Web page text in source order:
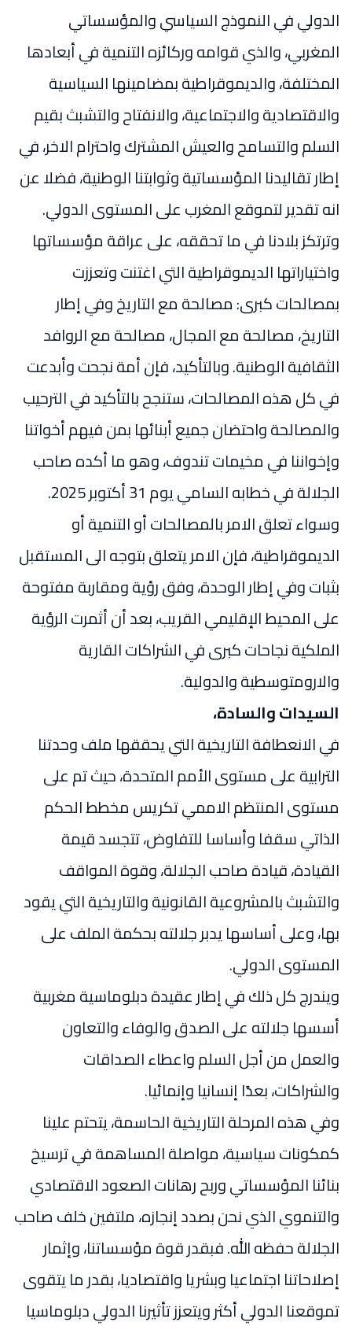
الدولي في النموذج السياسي والمؤسساتي
المغربي، والذي قوامه وركائزه التنمية في أبعادها
المختلفة، والديموقراطية بمضامينها السياسية
والاقتصادية والاجتماعية، والانفتاح والتشبث بقيم
السلم والتسامح والعيش المشترك واحترام الاخر، في
إطار تقاليدنا المؤسساتية وثوابتنا الوطنية، فضلا عن
انه تقدير لتموقع المغرب على المستوى الدولي.
وترتكز بلادنا في ما تحققه، على عراقة مؤسساتها
واختياراتها الديموقراطية التي اغتنت وتعززت
بمصالحات كبرى: مصالحة مع التاريخ وفي إطار
التاريخ، مصالحة مع المجال، مصالحة مع الروافد
الثقافية الوطنية. وبالتأكيد، فإن أمة نجحت وأبدعت
في كل هذه المصالحات، ستنجح بالتأكيد في الترحيب
والمصالحة واحتضان جميع أبنائها بمن فيهم أخواتنا
وإخواننا في مخيمات تندوف، وهو ما أكده صاحب
الجلالة في خطابه السامي يوم 31 أكتوبر 2025.
وسواء تعلق الامر بالمصالحات أو التنمية أو
الديموقراطية، فإن الامر يتعلق بتوجه الى المستقبل
بثبات وفي إطار الوحدة، وفق رؤية ومقاربة مفتوحة
على المحيط الإقليمي القريب، بعد أن أثمرت الرؤية
الملكية نجاحات كبرى في الشراكات القارية
والارومتوسطية والدولية.
السيدات والسادة،
في الانعطافة التاريخية التي يحققها ملف وحدتنا
الترابية على مستوى الأمم المتحدة، حيث تم على
مستوى المنتظم الاممي تكريس مخطط الحكم
الذاتي سقفا وأساسا للتفاوض، تتجسد قيمة
القيادة، قيادة صاحب الجلالة، وقوة المواقف
والتشبث بالمشروعية القانونية والتاريخية التي يقود
بها، وعلى أساسها يدبر جلالته بحكمة الملف على
المستوى الدولي.
ويندرج كل ذلك في إطار عقيدة دبلوماسية مغربية
أسسها جلالته على الصدق والوفاء والتعاون
والعمل من أجل السلم واعطاء الصداقات
والشراكات، بعدًا إنسانيا وإنمائيا.
وفي هذه المرحلة التاريخية الحاسمة، يتحتم علينا
كمكونات سياسية، مواصلة المساهمة في ترسيخ
بنائنا المؤسساتي وربح رهانات الصعود الاقتصادي
والتنموي الذي نحن بصدد إنجازه، ملتفين خلف صاحب
الجلالة حفظه الله. فبقدر قوة مؤسساتنا، وإثمار
إصلاحاتنا اجتماعيا وبشريا واقتصاديا، بقدر ما يتقوى
تموقعنا الدولي أكثر ويتعزز تأثيرنا الدولي دبلوماسيا